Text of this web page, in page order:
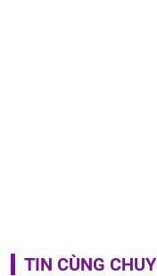
TIN CÙNG